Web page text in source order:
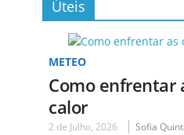
Úteis
METEO
Como enfrentar
calor
2 de Julho, 2026 Sofia